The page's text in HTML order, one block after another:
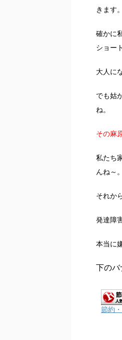
きます
確かに
ショー
大人に
でも姑
ね。
その麻
私たち
んね～
それか
発達障
本当に
下のバ
節約